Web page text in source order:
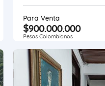
Para Venta
$900.000.000
Pesos Colombianos